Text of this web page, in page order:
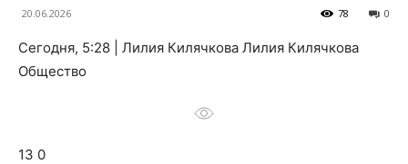
20.06.2026 0
78
Сегодня, 5:28 | Лилия Килячкова Лилия Килячкова
Общество
13 0